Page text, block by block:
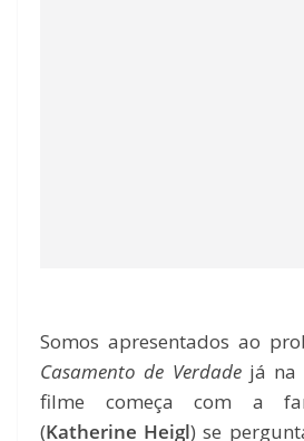
Somos apresentados ao
Casamento de Verdadejá na
filme começa com a
(Katherine Heigl) se